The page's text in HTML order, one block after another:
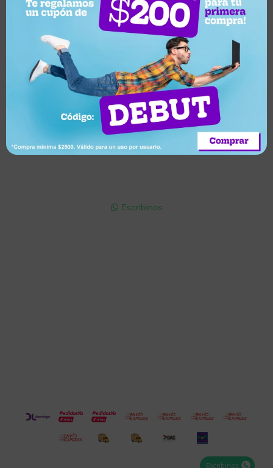
Suscríbete a nuestro newsletter
Recibí ofertas, novedades y más
Suscribirme
 Soriano 932 Esq. Convención
 Escribinos
Escribinos